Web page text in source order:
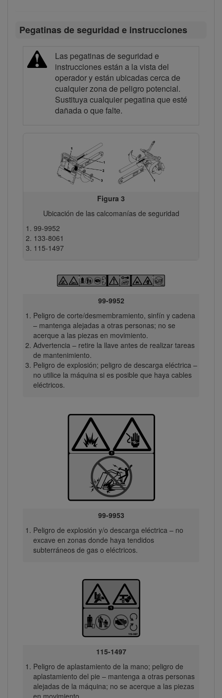
Pegatinas de seguridad e instrucciones
Las pegatinas de seguridad e
instrucciones están a la vista del
operador y están ubicadas cerca de
cualquier zona de peligro potencial.
Sustituya cualquier pegatina que esté
dañada o que falte.
Figura 3
Ubicación de las calcomanías de seguridad
99-9952
133-8061
115-1497
99-9952
Peligro de corte/desmembramiento, sinfín y cadena
– mantenga alejadas a otras personas; no se
acerque a las piezas en movimiento.
Advertencia – retire la llave antes de realizar tareas
de mantenimiento.
Peligro de explosión; peligro de descarga eléctrica –
no utilice la máquina si es posible que haya cables
eléctricos.
99-9953
Peligro de explosión y/o descarga eléctrica – no
excave en zonas donde haya tendidos
subterráneos de gas o eléctricos.
115-1497
Peligro de aplastamiento de la mano; peligro de
aplastamiento del pie – mantenga a otras personas
alejadas de la máquina; no se acerque a las piezas